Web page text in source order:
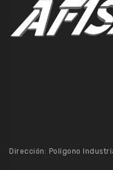
Dirección: Polígono